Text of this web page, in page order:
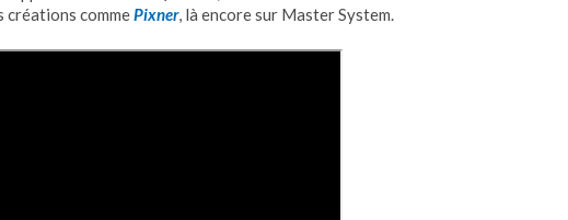
créations commePixner, là encore sur Master System.